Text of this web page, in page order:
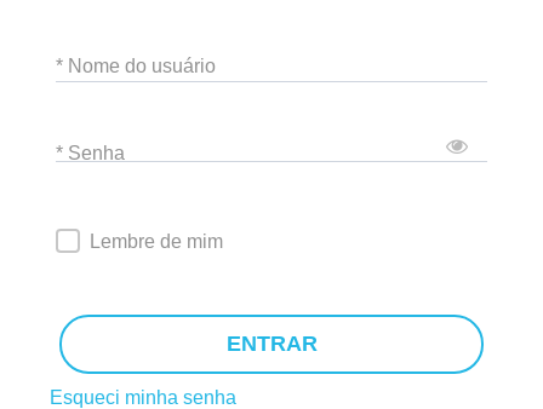
* Nome do usuário
* Senha
Lembre de mim
ENTRAR
Esqueci minha senha